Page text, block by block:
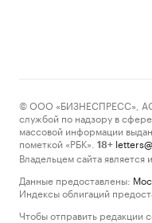
© ООО «БИЗНЕСПРЕСС», АО
службой по надзору в
массовой информации
пометкой «РБК».
18+
Владельцем сайта является
Данные предоставлены:
Индексы облигаций
Чтобы отправить редакции